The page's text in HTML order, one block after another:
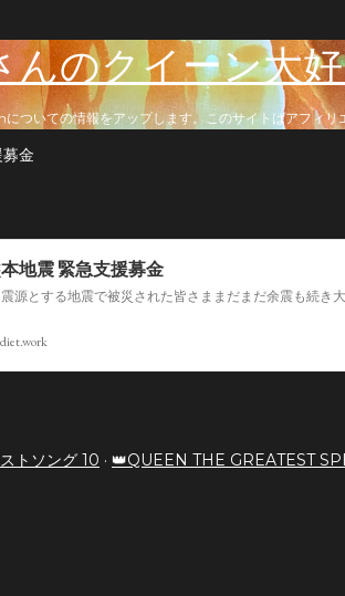
んのクイーン大
ついての情報をアップします。このサイトはアフィリ
金
地震 緊急支援募金
トソング 10 👑QUEEN THE GREATEST